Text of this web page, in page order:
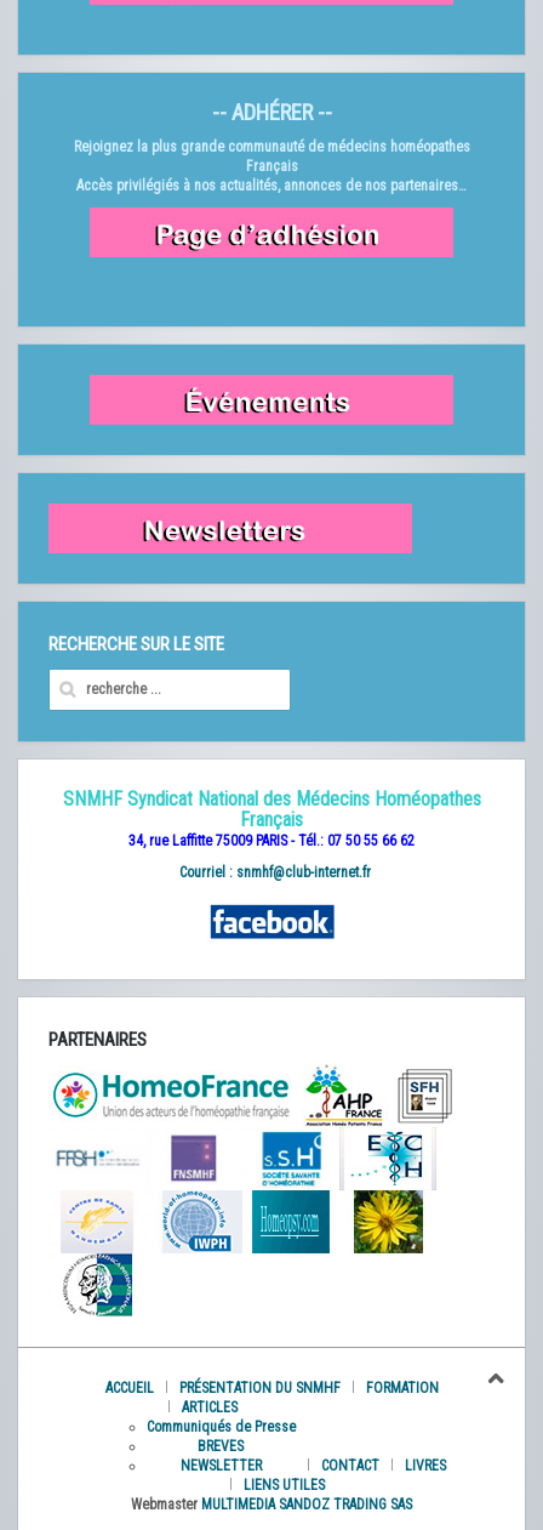
-- ADHÉRER --
Rejoignez la plus grande communauté de médecins homéopathes
Français
Accès privilégiés à nos actualités, annonces de nos partenaires…
RECHERCHE SUR LE SITE
SNMHF Syndicat National des Médecins Homéopathes
Français
34, rue Laffitte 75009 PARIS - Tél.: 07 50 55 66 62
Courriel : snmhf@club-internet.fr
PARTENAIRES
ACCUEIL PRÉSENTATION DU SNMHF
FORMATION
ARTICLES
Communiqués de Presse
BREVES
NEWSLETTER
CONTACT
LIVRES
LIENS UTILES
Webmaster MULTIMEDIA SANDOZ TRADING SAS